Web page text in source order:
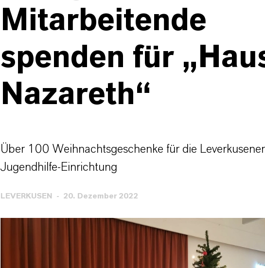
Mitarbeitende
spenden für
Nazareth“
Über 100 Weihnachtsgeschenke für die Leverkusener
Jugendhilfe-Einrichtung
LEVERKUSEN 20. Dezember 2022